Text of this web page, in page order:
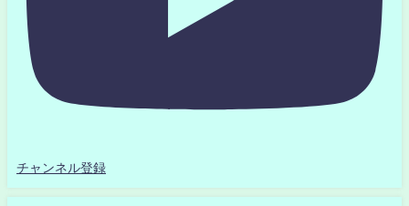
チャンネル登録